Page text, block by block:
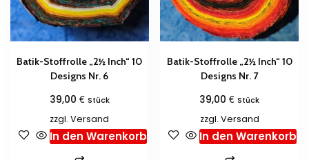
Batik-Stoffrolle „2½ Inch“ 10
Designs Nr. 6
39,00 € Stück
zzgl.Versand
In den Warenkorb
Batik-Stoffrolle „2½ Inch“ 10
Designs Nr. 7
39,00€ Stück
zzgl. Versand
In den Warenkorb